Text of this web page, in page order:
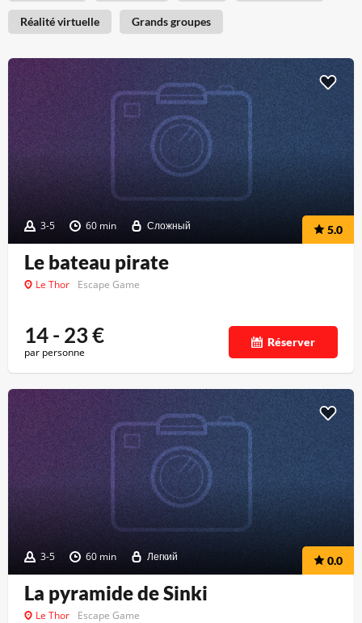
Réalité virtuelle Grands groupes
3-5 60 min Сложный 5.0
Le bateau pirate
Le Thor Escape Game
14 - 23€
par personne
Réserver
3-5 60 min Легкий 0.0
La pyramide de Sinki
Le Thor Escape Game